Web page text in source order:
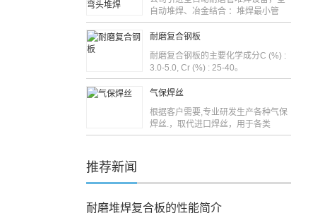
自动堆焊、冶金结合 ：堆焊最小管
耐磨复合钢板
耐磨复合钢板的主要化学成分C (%) :
3.0-5.0, Cr (%) : 25-40。
气保焊丝
根据客户需要,专业研发生产各种气保
焊丝.，取代进口焊丝，用于各类
推荐新闻
耐磨堆焊复合板的性能简介